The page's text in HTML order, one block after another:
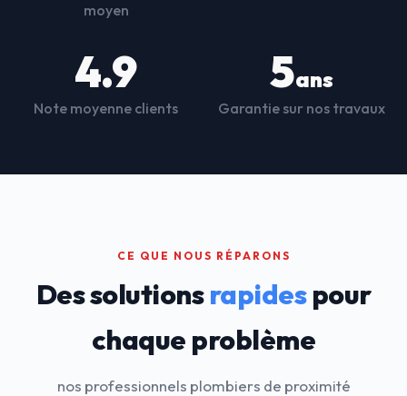
moyen
4.9
Note moyenne clients
5ans
Garantie sur nos travaux
CE QUE NOUS RÉPARONS
Des solutionsrapidespour
chaque problème
nos professionnels plombiers de proximité